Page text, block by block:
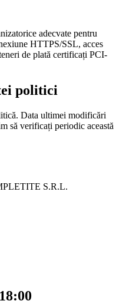
adecvate pentru
HTTPS/SSL, acces
de plată certificați PCI-
politici
Data ultimei modificări
să verificați periodic această
S.R.L.